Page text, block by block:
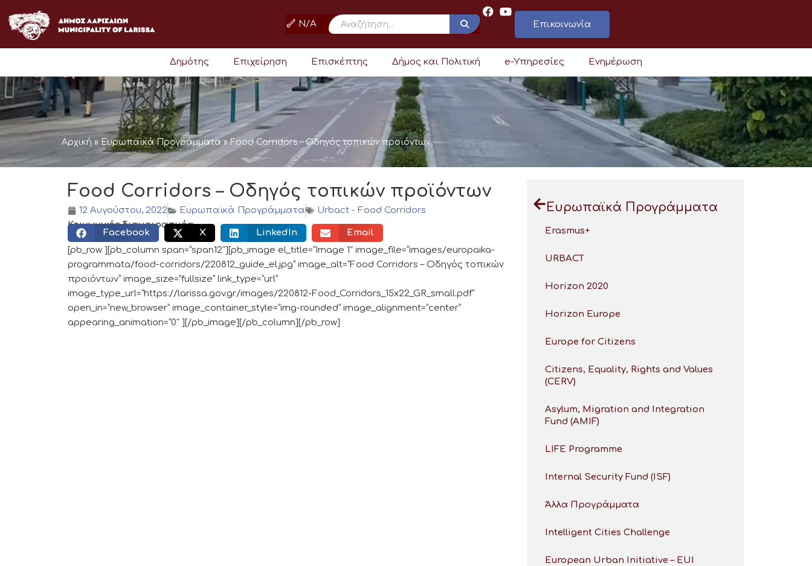
στο
περιεχόμενο
N/A Επικοινωνία
Δημότης Επιχείρηση Επισκέπτης Δήμος και Πολιτική e-Υπηρεσίες Ενημέρωση
Αρχική » Ευρωπαϊκά Προγράμματα »Food Corridors – Οδηγός τοπικών προϊόντων
Food Corridors – Οδηγός τοπικών προϊόντων
12 Αυγούστου, 2022 Ευρωπαϊκά Προγράμματα
Urbact - Food Corridors
Κοινωνικός διαμοιρασμός:
Facebook X LinkedIn
Email
[pb_row ][pb_column span=”span12″][pb_image el_title=”Image 1″ image_file=”images/europaika-
programmata/food-corridors/220812_guide_el.jpg” image_alt=”Food Corridors – Οδηγός τοπικών
προϊόντων” image_size=”fullsize” link_type=”url”
image_type_url=”https://larissa.gov.gr/images/220812-Food_Corridors_15x22_GR_small.pdf”
open_in=”new_browser” image_container_style=”img-rounded” image_alignment=”center”
appearing_animation=”0″ ][/pb_image][/pb_column][/pb_row]
Ευρωπαϊκά Προγράμματα
Erasmus+
URBACT
Horizon 2020
Horizon Europe
Europe for Citizens
Citizens, Equality, Rights and Values
(CERV)
Asylum, Migration and Integration
Fund (AMIF)
LIFE Programme
Internal Security Fund (ISF)
Άλλα Προγράμματα
Intelligent Cities Challenge
European Urban Initiative – EUI